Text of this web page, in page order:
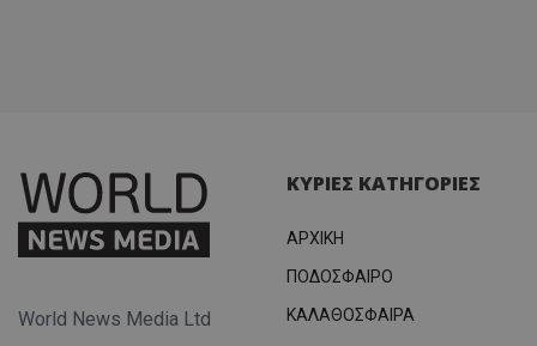
World News Media Ltd
ΚΥΡΙΕΣ ΚΑΤΗΓΟΡΙΕΣ
ΑΡΧΙΚΗ
ΠΟΔΟΣΦΑΙΡΟ
ΚΑΛΑΘΟΣΦΑΙΡΑ